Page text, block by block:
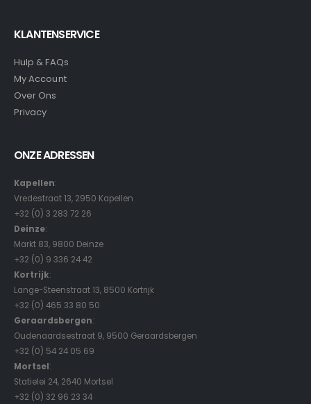
KLANTENSERVICE
Hulp & FAQs
My Account
Over Ons
Privacy
ONZE ADRESSEN
Kapellen:
Vredestraat 13, 2950 Kapellen
+32 (0) 3 283 72 26
Deinze:
Markt 83, 9800 Deinze
+32 (0) 9 336 24 42
Kortrijk:
Lange-Steenstraat 13, 8500 Kortrijk
+32 (0) 465 33 80 50
Geraardsbergen:
Oudenaardsestraat 9, 9500 Geraardsbergen
+32 (0) 54 24 05 69
Mortsel:
Statielei 24, 2640 Mortsel
+32 (0) 32 96 23 34